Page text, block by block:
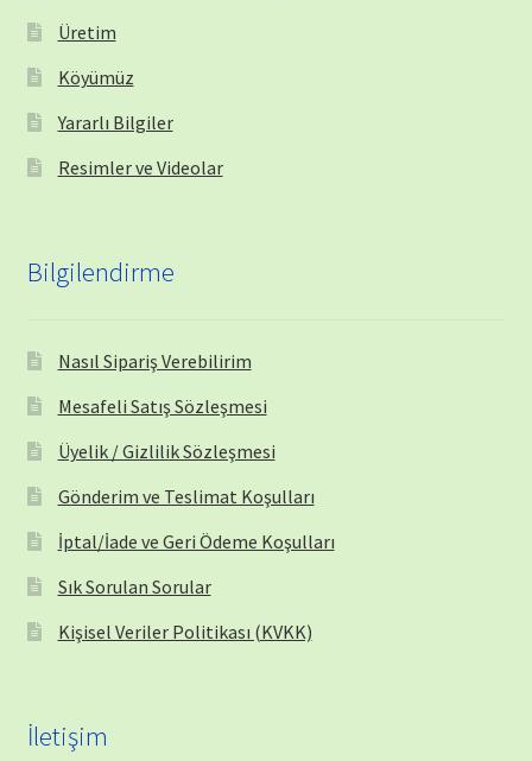
Üretim
Köyümüz
Yararlı Bilgiler
Resimler ve Videolar
Bilgilendirme
Nasıl Sipariş Verebilirim
Mesafeli Satış Sözleşmesi
Üyelik / Gizlilik Sözleşmesi
Gönderim ve Teslimat Koşulları
İptal/İade ve Geri Ödeme Koşulları
Sık Sorulan Sorular
Kişisel Veriler Politikası (KVKK)
İletişim